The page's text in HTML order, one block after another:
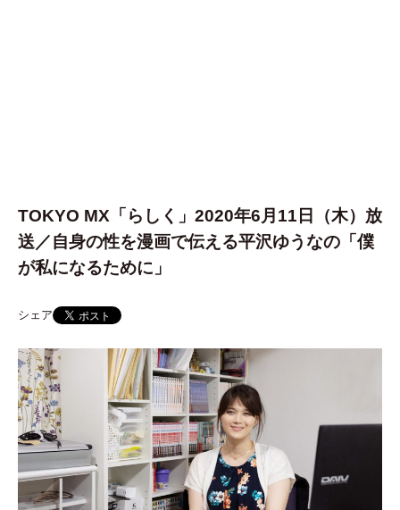
TOKYO MX「らしく」2020年6月11日（木）放
送／自身の性を漫画で伝える平沢ゆうなの「僕
が私になるために」
シェア